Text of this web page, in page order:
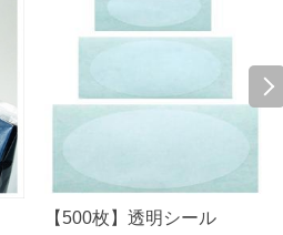
【500枚】透明シール